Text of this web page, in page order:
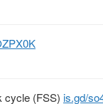
cycle (FSS) is.gd/